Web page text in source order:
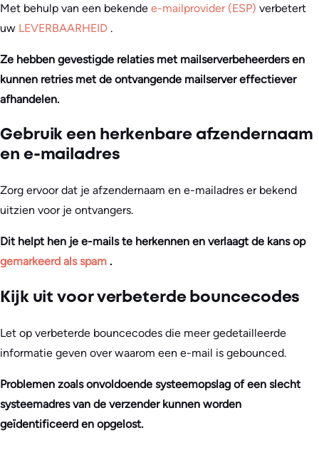
Met behulp van een bekende e-mailprovider (ESP) verbetert
uw LEVERBAARHEID .
Ze hebben gevestigde relaties met mailserverbeheerders en
kunnen retries met de ontvangende mailserver effectiever
afhandelen.
Gebruik een herkenbare afzendernaam
en e-mailadres
Zorg ervoor dat je afzendernaam en e-mailadres er bekend
uitzien voor je ontvangers.
Dit helpt hen je e-mails te herkennen en verlaagt de kans op
gemarkeerd als spam .
Kijk uit voor verbeterde bouncecodes
Let op verbeterde bouncecodes die meer gedetailleerde
informatie geven over waarom een e-mail is gebounced.
Problemen zoals onvoldoende systeemopslag of een slecht
systeemadres van de verzender kunnen worden
geïdentificeerd en opgelost.